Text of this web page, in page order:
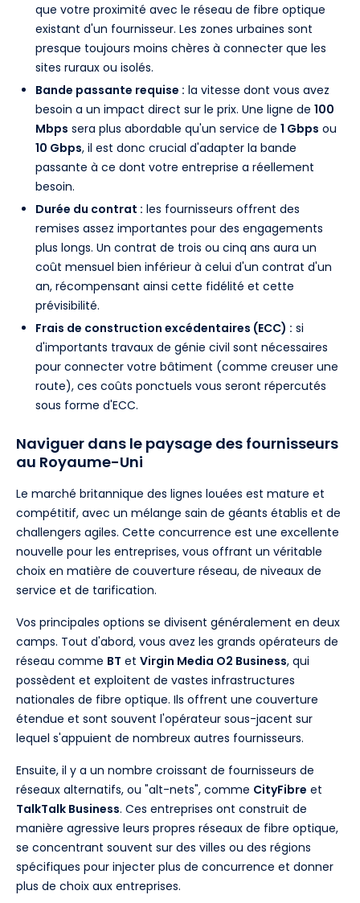
que votre proximité avec le réseau de fibre optique
existant d'un fournisseur. Les zones urbaines sont
presque toujours moins chères à connecter que les
sites ruraux ou isolés.
Bande passante requise : la vitesse dont vous avez
besoin a un impact direct sur le prix. Une ligne de 100
Mbps sera plus abordable qu'un service de 1 Gbps ou
10 Gbps, il est donc crucial d'adapter la bande
passante à ce dont votre entreprise a réellement
besoin.
Durée du contrat : les fournisseurs offrent des
remises assez importantes pour des engagements
plus longs. Un contrat de trois ou cinq ans aura un
coût mensuel bien inférieur à celui d'un contrat d'un
an, récompensant ainsi cette fidélité et cette
prévisibilité.
Frais de construction excédentaires (ECC) : si
d'importants travaux de génie civil sont nécessaires
pour connecter votre bâtiment (comme creuser une
route), ces coûts ponctuels vous seront répercutés
sous forme d'ECC.
Naviguer dans le paysage des fournisseurs
au Royaume-Uni
Le marché britannique des lignes louées est mature et
compétitif, avec un mélange sain de géants établis et de
challengers agiles. Cette concurrence est une excellente
nouvelle pour les entreprises, vous offrant un véritable
choix en matière de couverture réseau, de niveaux de
service et de tarification.
Vos principales options se divisent généralement en deux
camps. Tout d'abord, vous avez les grands opérateurs de
réseau comme BT et Virgin Media O2 Business, qui
possèdent et exploitent de vastes infrastructures
nationales de fibre optique. Ils offrent une couverture
étendue et sont souvent l'opérateur sous-jacent sur
lequel s'appuient de nombreux autres fournisseurs.
Ensuite, il y a un nombre croissant de fournisseurs de
réseaux alternatifs, ou "alt-nets", comme CityFibre et
TalkTalk Business. Ces entreprises ont construit de
manière agressive leurs propres réseaux de fibre optique,
se concentrant souvent sur des villes ou des régions
spécifiques pour injecter plus de concurrence et donner
plus de choix aux entreprises.